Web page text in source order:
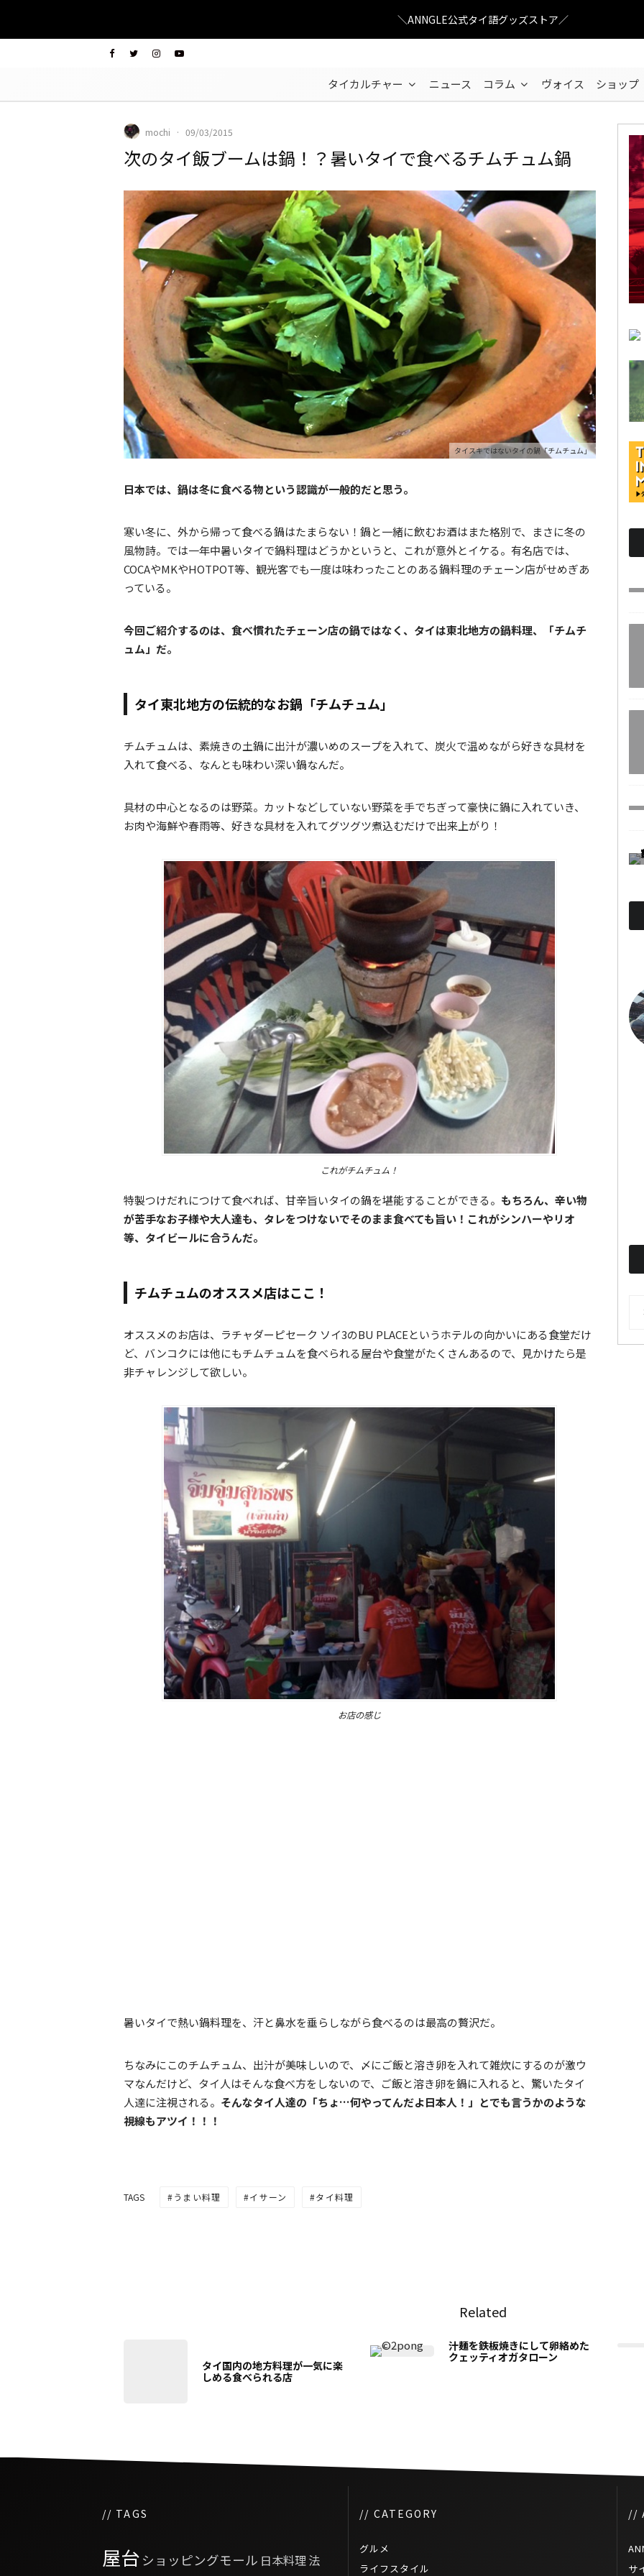
＼ANNGLE公式タイ語グッズストア／
タイカルチャー ニュース コラム ヴォイス ショップ
mochi · 09/03/2015
次のタイ飯ブームは鍋！？暑いタイで食べるチムチュム鍋
タイスキではないタイの鍋「チムチュム」
日本では、鍋は冬に食べる物という認識が一般的だと思う。
寒い冬に、外から帰って食べる鍋はたまらない！鍋と一緒に飲むお酒はまた格別で、まさに冬の
風物詩。では一年中暑いタイで鍋料理はどうかというと、これが意外とイケる。有名店では、
COCAやMKやHOTPOT等、観光客でも一度は味わったことのある鍋料理のチェーン店がせめぎあ
っている。
今回ご紹介するのは、食べ慣れたチェーン店の鍋ではなく、タイは東北地方の鍋料理、「チムチ
ュム」だ。
タイ東北地方の伝統的なお鍋「チムチュム」
チムチュムは、素焼きの土鍋に出汁が濃いめのスープを入れて、炭火で温めながら好きな具材を
入れて食べる、なんとも味わい深い鍋なんだ。
具材の中心となるのは野菜。カットなどしていない野菜を手でちぎって豪快に鍋に入れていき、
お肉や海鮮や春雨等、好きな具材を入れてグツグツ煮込むだけで出来上がり！
これがチムチュム！
特製つけだれにつけて食べれば、甘辛旨いタイの鍋を堪能することができる。 もちろん、辛い物
が苦手なお子様や大人達も、タレをつけないでそのまま食べても旨い！これがシンハーやリオ
等、タイビールに合うんだ。
チムチュムのオススメ店はここ！
オススメのお店は、ラチャダーピセーク ソイ3のBU PLACEというホテルの向かいにある食堂だけ
ど、バンコクには他にもチムチュムを食べられる屋台や食堂がたくさんあるので、見かけたら是
非チャレンジして欲しい。
お店の感じ
暑いタイで熱い鍋料理を、汗と鼻水を垂らしながら食べるのは最高の贅沢だ。
ちなみにこのチムチュム、出汁が美味しいので、〆にご飯と溶き卵を入れて雑炊にするのが激ウ
マなんだけど、タイ人はそんな食べ方をしないので、ご飯と溶き卵を鍋に入れると、驚いたタイ
人達に注視される。 そんなタイ人達の「ちょ…何やってんだよ日本人！」とでも言うかのような
視線もアツイ！！！
TAGS うまい料理 イサーン タイ料理
Related
タイ国内の地方料理が一気に楽
しめる食べられる店
汁麺を鉄板焼きにして卵絡めた
クェッティオガタローン
// TAGS
屋台 ショッピングモール 日本料理法
// CATEGORY
グルメ
ライフスタイル
//
サ